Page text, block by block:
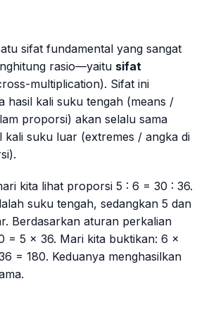
sifat fundamental yang sangat
rasio—yaitu sifat
multiplication). Sifat ini
hasil kali suku tengah (means /
proporsi) akan selalu sama
kali suku luar (extremes / angka di
kita lihat proporsi 5 : 6 = 30 : 36.
suku tengah, sedangkan 5 dan
Berdasarkan aturan perkalian
= 5 × 36. Mari kita buktikan: 6 ×
= 180. Keduanya menghasilkan